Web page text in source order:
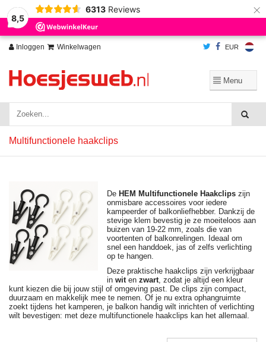
8,5
6313 Reviews ×
Inloggen Winkelwagen EUR
Multifunctionele haakclips
De HEM Multifunctionele Haakclips zijn
onmisbare accessoires voor iedere
kampeerder of balkonliefhebber. Dankzij de
stevige klem bevestig je ze moeiteloos aan
buizen van 19-22 mm, zoals die van
voortenten of balkonrelingen. Ideaal om
snel een handdoek, jas of zelfs verlichting
op te hangen.
Deze praktische haakclips zijn verkrijgbaar
in witen zwart, zodat je altijd een kleur
kunt kiezen die bij jouw stijl of omgeving past. De clips zijn compact,
duurzaam en makkelijk mee te nemen. Of je nu extra ophangruimte
zoekt tijdens het kamperen, je balkon handig wilt inrichten of verlichting
wilt bevestigen: met deze multifunctionele haakclips kan het allemaal.
Wij slaan cookies op om onze website te verbeteren. Is dat akkoord?
Ja
Nee